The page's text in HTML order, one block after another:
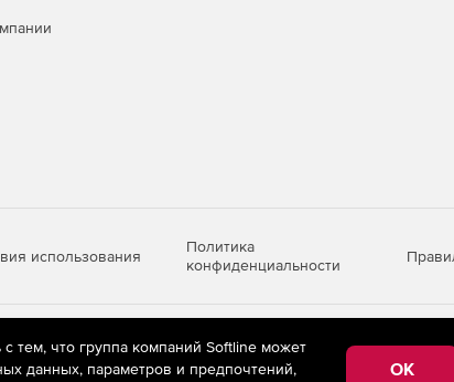
использования
Политика
конфиденциальности
(информационные технологии предоставления
«Интернет», находящихся на территории Российской
тем, что группа компаний Softline может
данных, параметров и предпочтений, OK